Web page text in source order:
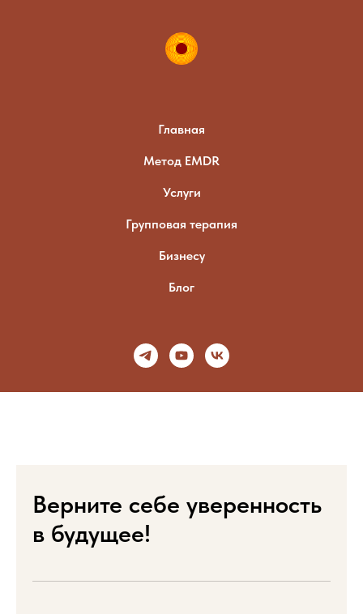
Главная
Метод EMDR
Услуги
Групповая терапия
Бизнесу
Блог
Верните себе уверенность
в будущее!